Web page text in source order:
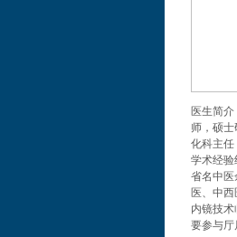
医生简
师，硕
化科主任
学术经验
省名中医
医、中
内镜技
要参与厅